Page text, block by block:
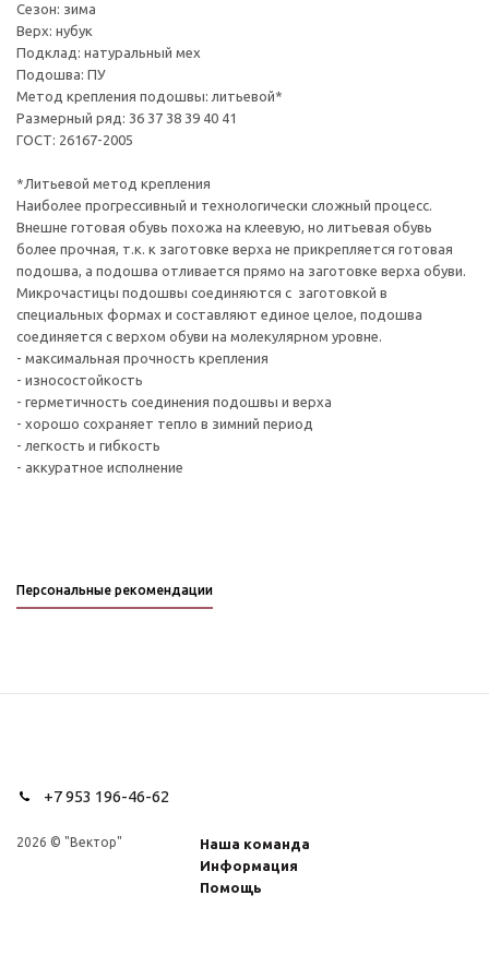
Сезон: зима
Верх: нубук
Подклад: натуральный мех
Подошва: ПУ
Метод крепления подошвы: литьевой*
Размерный ряд: 36 37 38 39 40 41
ГОСТ: 26167-2005
*Литьевой метод крепления
Наиболее прогрессивный и технологически сложный процесс.
Внешне готовая обувь похожа на клеевую, но литьевая обувь
более прочная, т.к. к заготовке верха не прикрепляется готовая
подошва, а подошва отливается прямо на заготовке верха обуви.
Микрочастицы подошвы соединяются с заготовкой в
специальных формах и составляют единое целое, подошва
соединяется с верхом обуви на молекулярном уровне.
- максимальная прочность крепления
- износостойкость
- герметичность соединения подошвы и верха
- хорошо сохраняет тепло в зимний период
- легкость и гибкость
- аккуратное исполнение
Персональные рекомендации
+7 953 196-46-62
2026 © "Вектор"
Наша команда
Информация
Помощь